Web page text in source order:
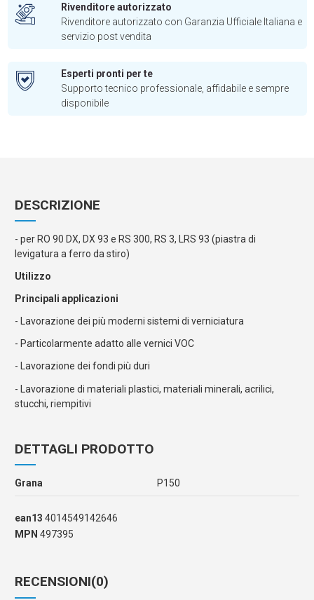
Rivenditore autorizzato
Rivenditore autorizzato con Garanzia Ufficiale Italiana e
servizio post vendita
Esperti pronti per te
Supporto tecnico professionale, affidabile e sempre
disponibile
DESCRIZIONE
- per RO 90 DX, DX 93 e RS 300, RS 3, LRS 93 (piastra di
levigatura a ferro da stiro)
Utilizzo
Principali applicazioni
- Lavorazione dei più moderni sistemi di verniciatura
- Particolarmente adatto alle vernici VOC
- Lavorazione dei fondi più duri
- Lavorazione di materiali plastici, materiali minerali, acrilici,
stucchi, riempitivi
DETTAGLI PRODOTTO
Grana P150
ean13 4014549142646
MPN 497395
RECENSIONI(0)